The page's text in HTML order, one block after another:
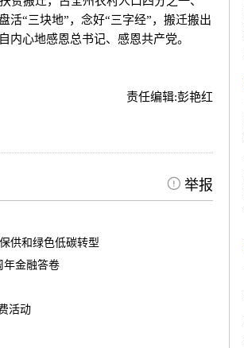
活“三块地”，念好“三字经”，搬迁搬出
内心地感恩总书记、感恩共产党。
责任编辑:彭艳红
举报
供和绿色低碳转型
年金融答卷
活动